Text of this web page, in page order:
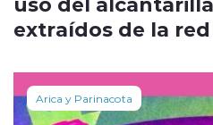
extraídos de la red
Arica y Parinacota